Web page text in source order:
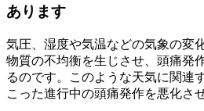
あります
気圧、湿度や気温などの気象の変
物質の不均衡を生じさせ、頭痛発
るのです。このような天気に関連
こった進行中の頭痛発作を悪化さ